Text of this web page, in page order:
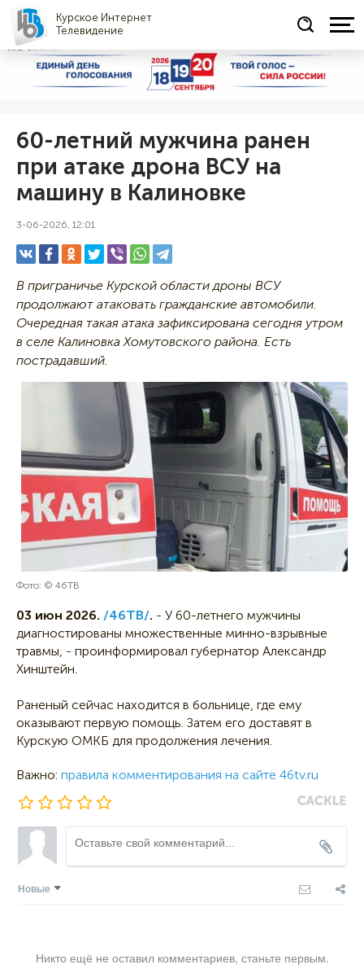
Курское Интернет
Телевидение
СОЦРЕКЛАМА
60-летний мужчина ранен
при атаке дрона ВСУ на
машину в Калиновке
3-06-2026, 12:01
В приграничье Курской области дроны ВСУ
продолжают атаковать гражданские автомобили.
Очередная такая атака зафиксирована сегодня утром
в селе Калиновка Хомутовского района. Есть
пострадавший.
Фото: © 46ТВ
03 июн 2026. /46ТВ/. - У 60-летнего мужчины
диагностированы множественные минно-взрывные
травмы, - проинформировал губернатор Александр
Хинштейн.
Раненый сейчас находится в больнице, где ему
оказывают первую помощь. Затем его доставят в
Курскую ОМКБ для продолжения лечения.
Важно: правила комментирования на сайте 46tv.ru
Новые
Никто ещё не оставил комментариев, станьте первым.